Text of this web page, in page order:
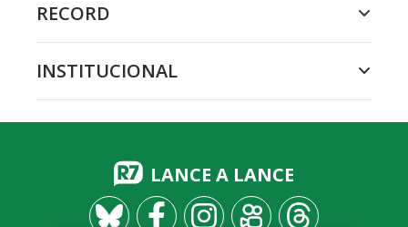
RECORD
INSTITUCIONAL
LANCE A LANCE